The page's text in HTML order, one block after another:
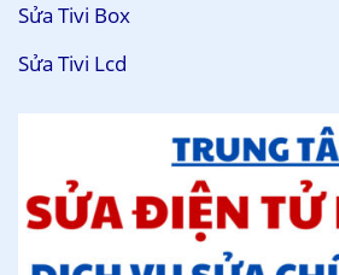
Sửa Tivi Box
Sửa Tivi Lcd